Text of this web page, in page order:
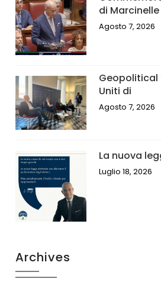
di Marcinelle
Agosto 7, 2026
Geopolitical
Uniti di
Agosto 7, 2026
La nuova
Luglio 18, 2026
Archives